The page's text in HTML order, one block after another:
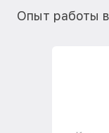
Опыт работы